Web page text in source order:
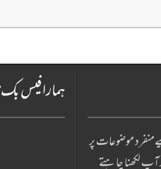
ہمارا فیس بک
موضوعات پر